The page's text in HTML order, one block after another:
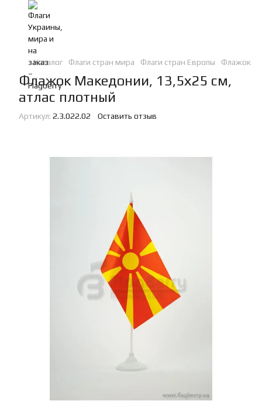
Каталог Флаги стран мира Флаги стран Европы Флажок
Флажок Македонии, 13,5х25 см,
атлас плотный
Артикул: 2.3.022.02 Оставить отзыв